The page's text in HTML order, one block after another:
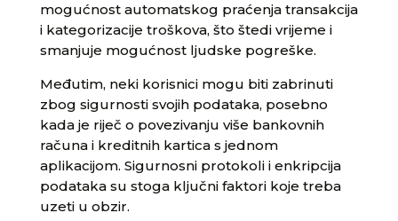
mogućnost automatskog praćenja transakcija
i kategorizacije troškova, što štedi vrijeme i
smanjuje mogućnost ljudske pogreške.
Međutim, neki korisnici mogu biti zabrinuti
zbog sigurnosti svojih podataka, posebno
kada je riječ o povezivanju više bankovnih
računa i kreditnih kartica s jednom
aplikacijom. Sigurnosni protokoli i enkripcija
podataka su stoga ključni faktori koje treba
uzeti u obzir.